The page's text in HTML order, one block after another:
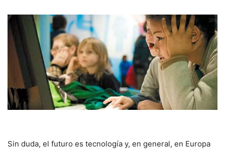
Sin duda, el futuro es tecnología y, en general, en Europa